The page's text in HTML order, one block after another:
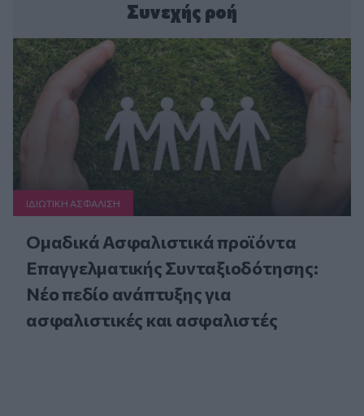
Συνεχής ροή
ΙΔΙΩΤΙΚΗ ΑΣΦAΛΙΣΗ
Ομαδικά Ασφαλιστικά προϊόντα
Επαγγελματικής Συνταξιοδότησης:
Νέο πεδίο ανάπτυξης για
ασφαλιστικές και ασφαλιστές